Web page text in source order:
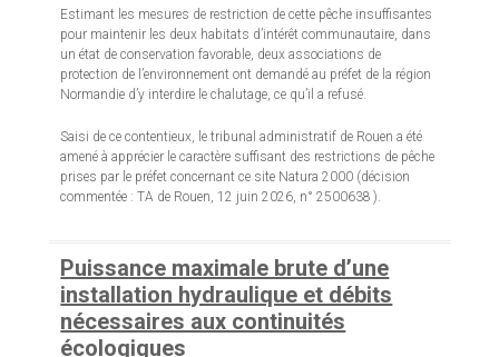
Estimant les mesures de restriction de cette pêche insuffisantes
pour maintenir les deux habitats d’intérêt communautaire, dans
un état de conservation favorable, deux associations de
protection de l’environnement ont demandé au préfet de la région
Normandie d’y interdire le chalutage, ce qu’il a refusé.
Saisi de ce contentieux, le tribunal administratif de Rouen a été
amené à apprécier le caractère suffisant des restrictions de pêche
prises par le préfet concernant ce site Natura 2000 (décision
commentée : TA de Rouen, 12 juin 2026, n° 2500638 ).
Puissance maximale brute d’une
installation hydraulique et débits
nécessaires aux continuités
écologiques